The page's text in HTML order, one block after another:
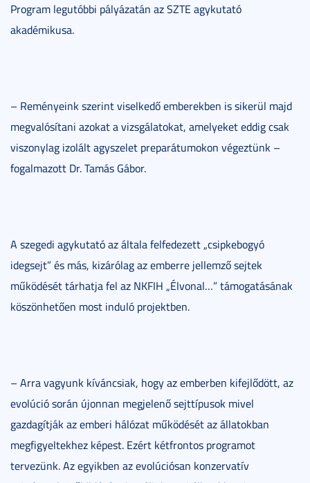
Program legutóbbi pályázatán az SZTE agykutató
akadémikusa.
– Reményeink szerint viselkedő emberekben is sikerül majd
megvalósítani azokat a vizsgálatokat, amelyeket eddig csak
viszonylag izolált agyszelet preparátumokon végeztünk –
fogalmazott Dr. Tamás Gábor.
A szegedi agykutató az általa felfedezett „csipkebogyó
idegsejt” és más, kizárólag az emberre jellemző sejtek
működését tárhatja fel az NKFIH „Élvonal…” támogatásának
köszönhetően most induló projektben.
– Arra vagyunk kíváncsiak, hogy az emberben kifejlődött, az
evolúció során újonnan megjelenő sejttípusok mivel
gazdagítják az emberi hálózat működését az állatokban
megfigyeltekhez képest. Ezért kétfrontos programot
tervezünk. Az egyikben az evolúciósan konzervatív